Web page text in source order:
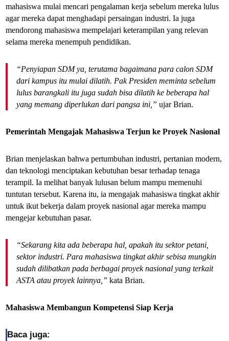
mahasiswa mulai mencari pengalaman kerja sebelum mereka lulus
agar mereka dapat menghadapi persaingan industri. Ia juga
mendorong mahasiswa mempelajari keterampilan yang relevan
selama mereka menempuh pendidikan.
“Penyiapan SDM ya, terutama bagaimana para calon SDM
dari kampus itu mulai dilatih. Pak Presiden meminta sebelum
lulus barangkali itu juga sudah bisa dilatih ke beberapa hal
yang memang diperlukan dari pangsa ini,” ujar Brian.
Pemerintah Mengajak Mahasiswa Terjun ke Proyek Nasional
Brian menjelaskan bahwa pertumbuhan industri, pertanian modern,
dan teknologi menciptakan kebutuhan besar terhadap tenaga
terampil. Ia melihat banyak lulusan belum mampu memenuhi
tuntutan tersebut. Karena itu, ia mengajak mahasiswa tingkat akhir
untuk ikut bekerja dalam proyek nasional agar mereka mampu
mengejar kebutuhan pasar.
“Sekarang kita ada beberapa hal, apakah itu sektor petani,
sektor industri. Para mahasiswa tingkat akhir sebisa mungkin
sudah dilibatkan pada berbagai proyek nasional yang terkait
ASTA atau proyek lainnya,” kata Brian.
Mahasiswa Membangun Kompetensi Siap Kerja
Baca juga: